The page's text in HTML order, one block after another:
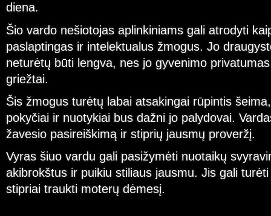
diena.
Šio vardo nešiotojas aplinkiniams gali atrodyti
paslaptingas ir intelektualus žmogus. Jo
neturėtų būti lengva, nes jo gyvenimo
griežtai.
Šis žmogus turėtų labai atsakingai rūpintis
pokyčiai ir nuotykiai bus dažni jo palydovai.
žavesio pasireiškimą ir stiprių jausmų proveržį.
Vyras šiuo vardu gali pasižymėti nuotaikų
akibrokštus ir puikiu stiliaus jausmu. Jis gali
stipriai traukti moterų dėmesį.